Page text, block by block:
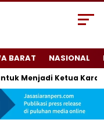
BARAT NASIONAL
Ketua Karang